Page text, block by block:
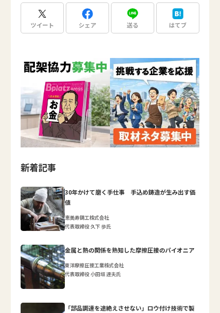
ツイート シェア 送る はてブ
新着記事
30年かけて磨く手仕事 手込め鋳造が生み出す価
値
恵美寿鋳工株式会社
代表取締役 久下 歩氏
金属と熱の関係を熟知した摩擦圧接のパイオニア
東洋摩擦圧接工業株式会社
代表取締役 小田垣 達夫氏
「部品調達を途絶えさせない」ロウ付け技術で製